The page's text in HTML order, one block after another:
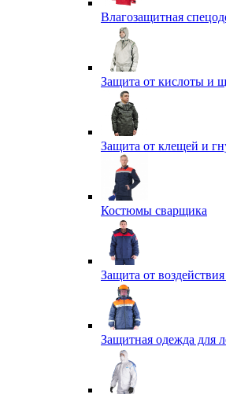
Влагозащитная
Защита от кислоты и
Защита от клещей и
Костюмы сварщика
Защита от
Защитная одежда для